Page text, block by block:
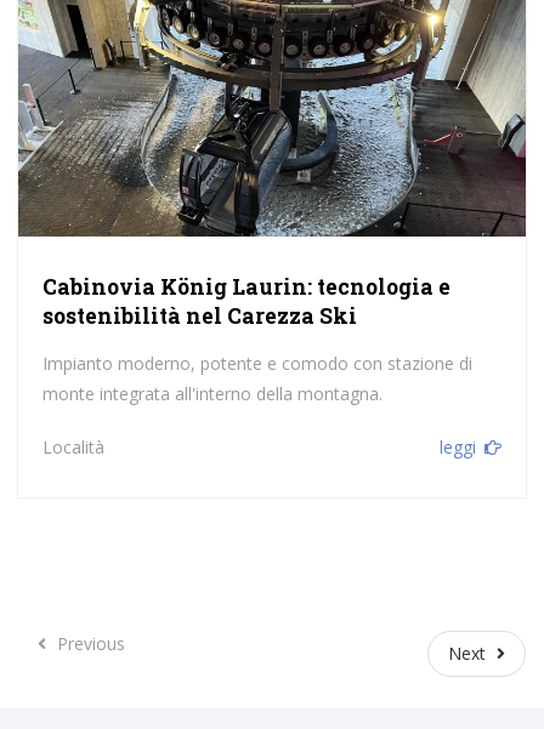
Cabinovia König Laurin: tecnologia e
sostenibilità nel Carezza Ski
Impianto moderno, potente e comodo con stazione di
monte integrata all'interno della montagna.
Località leggi
PreviousPrevious Next Next